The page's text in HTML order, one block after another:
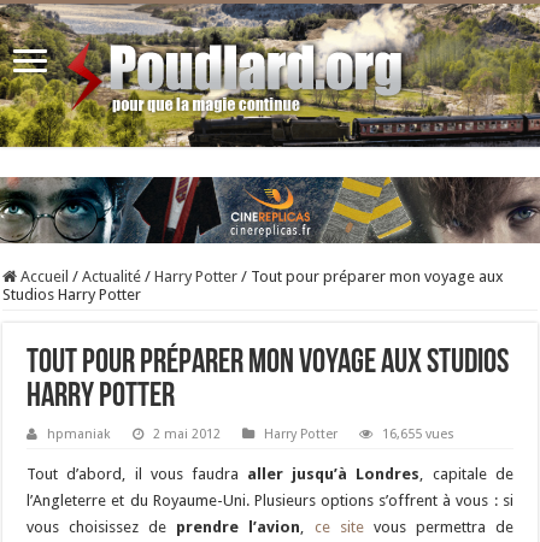
Accueil / Actualité / Harry Potter / Tout pour préparer mon voyage aux
Studios Harry Potter
Tout pour préparer mon voyage aux Studios
Harry Potter
hpmaniak 2 mai 2012 Harry Potter 16,655 vues
Tout d’abord, il vous faudra aller jusqu’à Londres, capitale de
l’Angleterre et du Royaume-Uni. Plusieurs options s’offrent à vous : si
vous choisissez de prendre l’avion, ce site vous permettra de